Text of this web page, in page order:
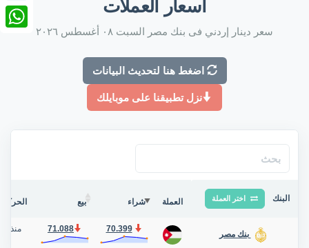
أسعار العملات
سعر دينار إردني فى بنك مصر السبت ٠٨ أغسطس ٢٠٢٦
اضغط هنا لتحديث البيانات
نزل تطبيقنا على موبايلك
البنك اختر العملة العملة شراء بيع الحركة
بنك مصر
70.399
71.088 منذ 4 أيام